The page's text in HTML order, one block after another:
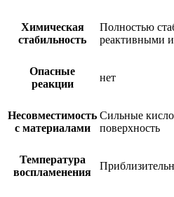
Химическая
стабильность
Полностью
реактивными
Опасные
реакции
нет
Несовместимость
с материалами
Сильные
поверхность
Температура
воспламенения